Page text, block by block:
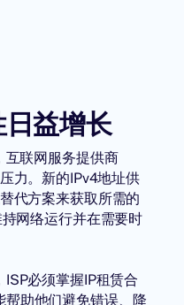
益增长
互联网服务提供商
力。新的IPv4地址供
代方案来获取所需的
网络运行并在需要时
必须掌握IP租赁合
帮助他们避免错误、降